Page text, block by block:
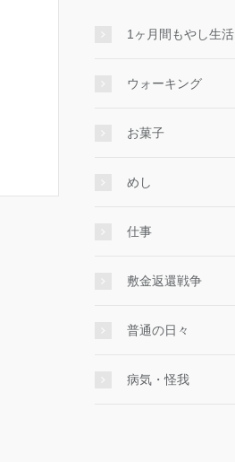
1ヶ月間もやし生活
ウォーキング
お菓子
めし
仕事
敷金返還戦争
普通の日々
病気・怪我